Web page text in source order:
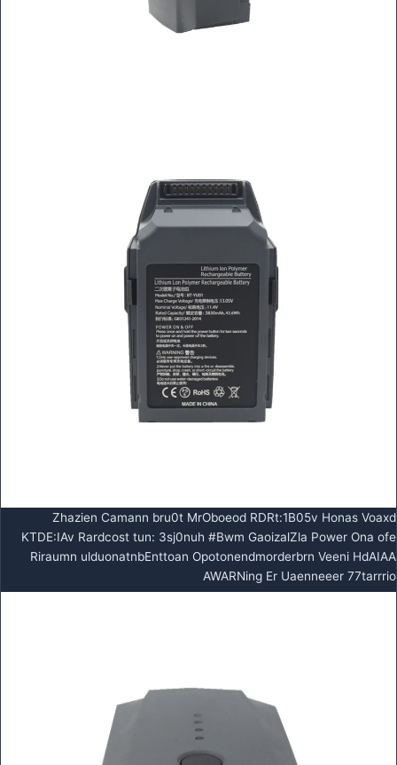
Zhazien Camann bru0t MrOboeod RDRt:1B05v Honas Voaxd
KTDE:IAv Rardcost tun: 3sj0nuh #Bwm GaoizalZla Power Ona ofe
Riraumn ulduonatnbEnttoan Opotonendmorderbrn Veeni HdAIAA
AWARNing Er Uaenneeer 77tarrrio